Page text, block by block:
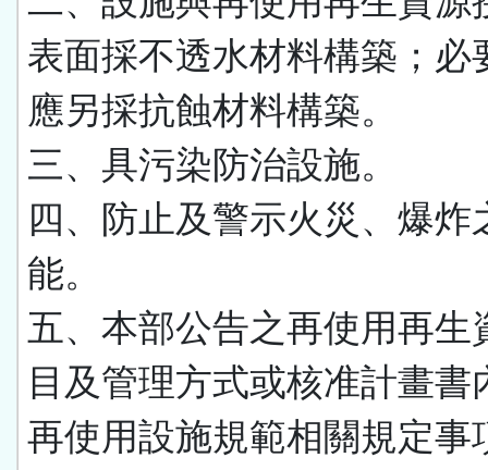
表面採不透水材料構築；必
應另採抗蝕材料構築。
三、具污染防治設施。
四、防止及警示火災、爆炸
能。
五、本部公告之再使用再生
目及管理方式或核准計畫書
再使用設施規範相關規定事